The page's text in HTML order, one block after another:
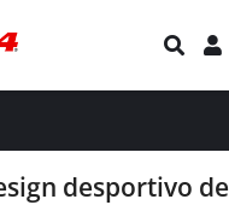
desportivo de